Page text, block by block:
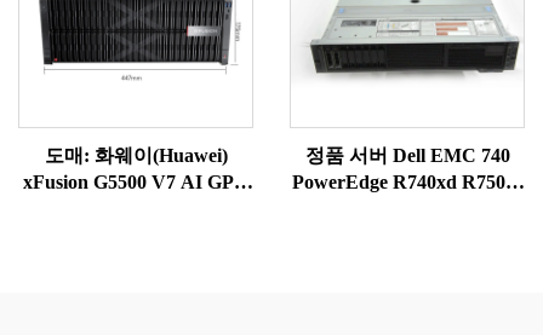
도매: 화웨이(Huawei)
xFusion G5500 V7 AI GPU
정품 서버 Dell EMC 740
PowerEdge R740xd R750xs